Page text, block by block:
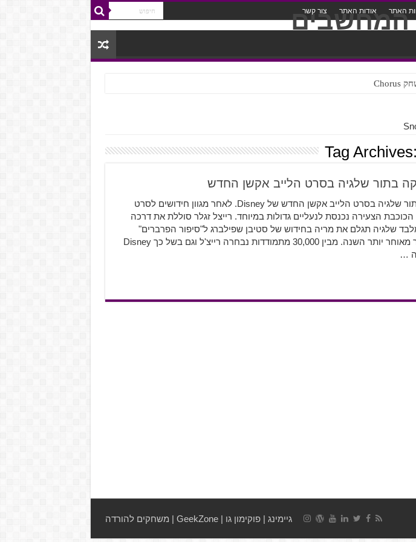
האתר אודות האתר צור קשר
Tag Archives:
בתור שלגיה בסרט הלייב אקשן החדש
רייצ'ל זגלר לוהקה בתור שלגיה בסרט הלייב אקשן החדש של Disney. לאחר מגוון חידושים לסרט
הצעירה נכנסת לנעליים גדולות במיוחד. רייצל זגלר סוללת את דרכה
שלגיה תגלם את מריה בחידוש של סטיבן שפילברג ל"סיפור הפרברים"
שיעלה ב-10 לדצמבר מאוחר יותר השנה. מבין 30,000 מתמודדות נבחרה רייצ'ל וגם בשל כך Disney
…
גיימינג |פוקימון גו |
GeekZone
| משחקים להורדה